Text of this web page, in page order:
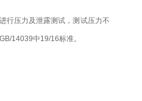
行压力及泄露测试，测试压力不
14039中19/16标准。